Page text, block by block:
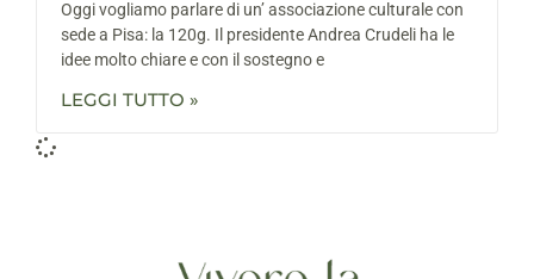
Oggi vogliamo parlare di un’ associazione culturale con
sede a Pisa: la 120g. Il presidente Andrea Crudeli ha le
idee molto chiare e con il sostegno e
LEGGI TUTTO »